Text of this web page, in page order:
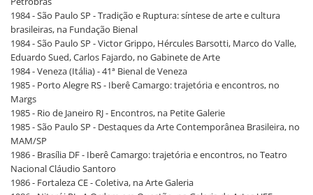
1984 - São Paulo SP - Tradição e Ruptura: síntese de arte e cultura
brasileiras, na Fundação Bienal
1984 - São Paulo SP - Victor Grippo, Hércules Barsotti, Marco do Valle,
Eduardo Sued, Carlos Fajardo, no Gabinete de Arte
1984 - Veneza (Itália) - 41ª Bienal de Veneza
1985 - Porto Alegre RS - Iberê Camargo: trajetória e encontros, no
Margs
1985 - Rio de Janeiro RJ - Encontros, na Petite Galerie
1985 - São Paulo SP - Destaques da Arte Contemporânea Brasileira, no
MAM/SP
1986 - Brasília DF - Iberê Camargo: trajetória e encontros, no Teatro
Nacional Cláudio Santoro
1986 - Fortaleza CE - Coletiva, na Arte Galeria